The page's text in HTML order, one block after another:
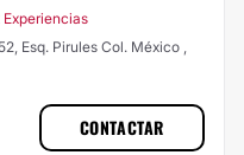
Experiencias
Pirules Col. México ,
CONTACTAR